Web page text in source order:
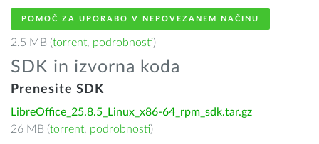
POMOČ ZA UPORABO V NEPOVEZANEM NAČINU
2.5 MB (torrent, podrobnosti)
SDK in izvorna koda
Prenesite SDK
LibreOffice_25.8.5_Linux_x86-64_rpm_sdk.tar.gz
26 MB (torrent, podrobnosti)